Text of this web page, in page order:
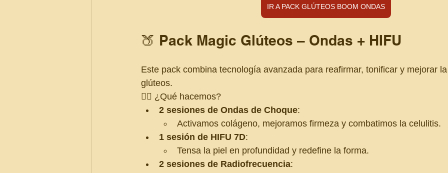
IR A PACK GLÚTEOS BOOM ONDAS
🍑 Pack Magic Glúteos – Ondas + HIFU
Este pack combina tecnología avanzada para reafirmar, tonificar y mejorar
glúteos.
💆‍♀️ ¿Qué hacemos?
2 sesiones de Ondas de Choque:
Activamos colágeno, mejoramos firmeza y combatimos la celulitis.
1 sesión de HIFU 7D:
Tensa la piel en profundidad y redefine la forma.
2 sesiones de Radiofrecuencia: